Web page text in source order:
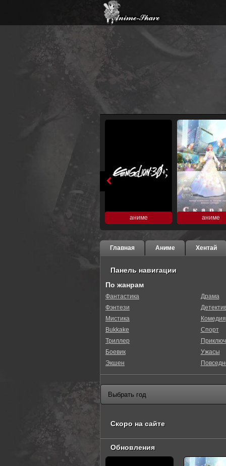
аниме аниме
Главная Аниме Хентай
Панель навигации
По жанрам
Фантастика
Фэнтези
Мистика
Bukkake
Триллер
Боевик
Экшен
Драма
Комедия
Спорт
Ужасы
Скоро на сайте
Обновления